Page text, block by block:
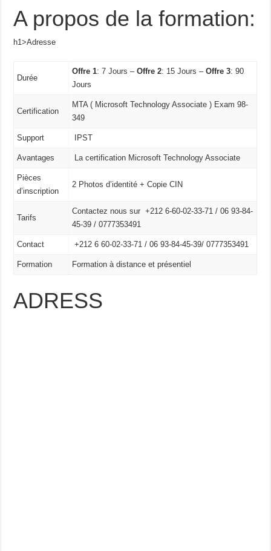
A propos de la formation:
h1>Adresse
Durée
Offre 1: 7 Jours –Offre 2: 15 Jours –Offre 3: 90
Jours
Certification
MTA ( Microsoft Technology Associate ) Exam 98-
349
Support IPST
Avantages La certification Microsoft Technology Associate
Pièces
d’inscription
2 Photos d’identité + Copie CIN
Tarifs
Contactez nous sur +212 6-60-02-33-71 / 06 93-84-
45-39 / 0777353491
Contact +212 6 60-02-33-71 / 06 93-84-45-39/ 0777353491
Formation Formation à distance et présentiel
ADRESS